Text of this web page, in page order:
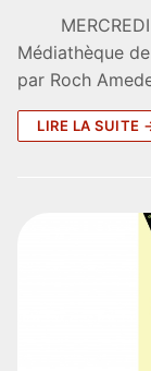
MERCREDI
Médiathèque
par Roch
LIRE LA SUITE